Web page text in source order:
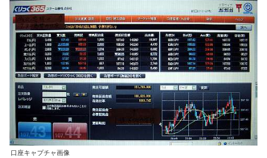
口座キャプチャ画像